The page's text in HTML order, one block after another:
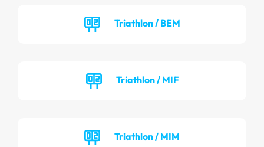
Triathlon / BEM
Triathlon / MIF
Triathlon / MIM